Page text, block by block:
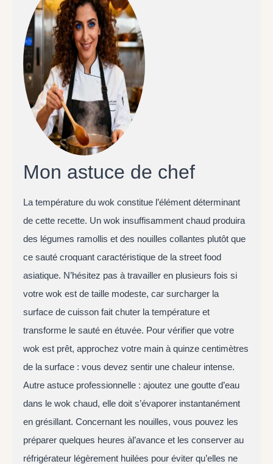
Mon astuce de chef
La température du wok constitue l’élément déterminant
de cette recette. Un wok insuffisamment chaud produira
des légumes ramollis et des nouilles collantes plutôt que
ce sauté croquant caractéristique de la street food
asiatique. N’hésitez pas à travailler en plusieurs fois si
votre wok est de taille modeste, car surcharger la
surface de cuisson fait chuter la température et
transforme le sauté en étuvée. Pour vérifier que votre
wok est prêt, approchez votre main à quinze centimètres
de la surface : vous devez sentir une chaleur intense.
Autre astuce professionnelle : ajoutez une goutte d’eau
dans le wok chaud, elle doit s’évaporer instantanément
en grésillant. Concernant les nouilles, vous pouvez les
préparer quelques heures àl’avance et les conserver au
réfrigérateur légèrement huilées pour éviter qu’elles ne